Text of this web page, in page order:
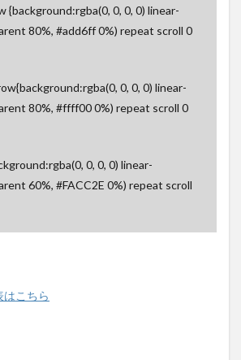
{background:rgba(0, 0, 0, 0) linear-
80%, #add6ff 0%) repeat scroll 0
0, 0, 0) linear-
80%, #ffff00 0%) repeat scroll 0
0, 0, 0) linear-
60%, #FACC2E 0%) repeat scroll
はこちら